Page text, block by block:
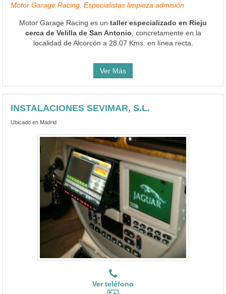
Motor Garage Racing, Especialistas limpieza admisión
Motor Garage Racing es un taller especializado en Rieju
cerca de Velilla de San Antonio , concretamente en la
localidad de Alcorcón a 28.07 Kms. en línea recta.
Ver Más
INSTALACIONES SEVIMAR, S.L.
Ubicado en Madrid
Ver teléfono